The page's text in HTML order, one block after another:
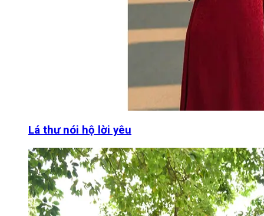
Lá thư nói hộ lời yêu